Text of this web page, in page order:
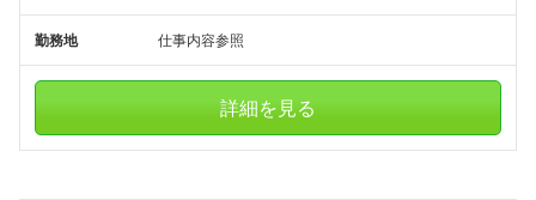
勤務地 仕事内容参照
詳細を見る